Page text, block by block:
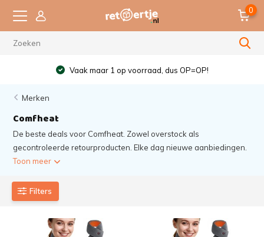
0
Vaak maar 1 op voorraad, dus OP=OP!
Merken
Comfheat
De beste deals voor Comfheat. Zowel overstock als
gecontroleerde retourproducten. Elke dag nieuwe aanbiedingen.
Toon meer
Filters